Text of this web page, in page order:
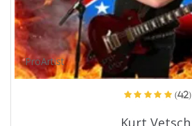
ProArtist
(42)
Kurt Vetsch